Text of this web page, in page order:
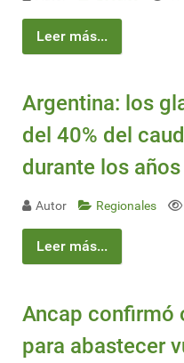
Leer más...
Argentina: los
del 40% del
durante los
Autor Regionales
Leer más...
Ancap confirmó
para abastecer